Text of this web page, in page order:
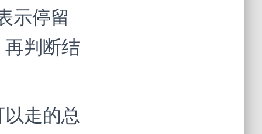
示停留
判断结
走的总